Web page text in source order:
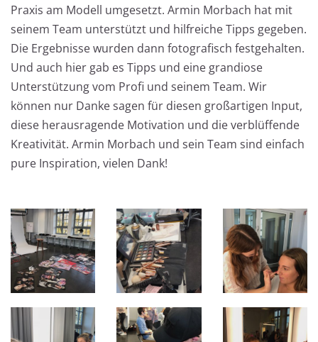
Praxis am Modell umgesetzt. Armin Morbach hat mit
seinem Team unterstützt und hilfreiche Tipps gegeben.
Die Ergebnisse wurden dann fotografisch festgehalten.
Und auch hier gab es Tipps und eine grandiose
Unterstützung vom Profi und seinem Team. Wir
können nur Danke sagen für diesen großartigen Input,
diese herausragende Motivation und die verblüffende
Kreativität. Armin Morbach und sein Team sind einfach
pure Inspiration, vielen Dank!